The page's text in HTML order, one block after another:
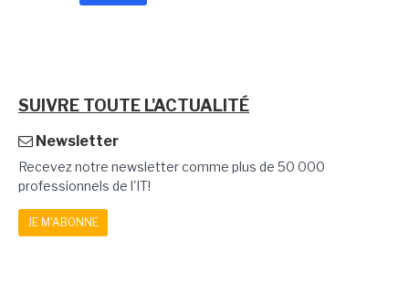
SUIVRE TOUTE L'ACTUALITÉ
Newsletter
Recevez notre newsletter comme plus de 50 000
professionnels de l'IT!
JE M'ABONNE